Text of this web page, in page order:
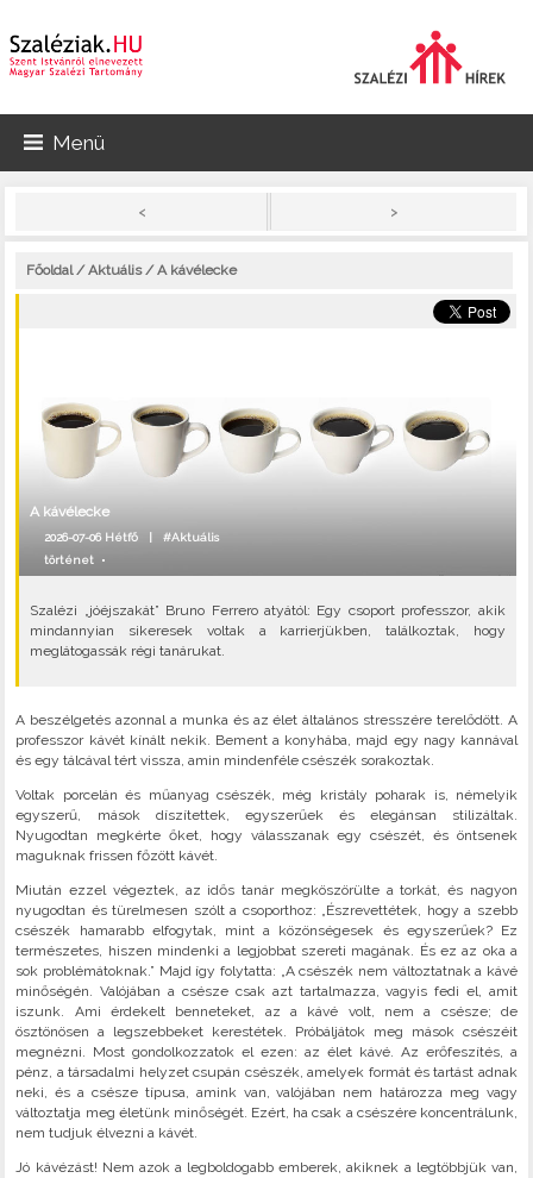
Menü
< >
Főoldal/Aktuális/ A kávélecke
A kávélecke
2026-07-06 Hétfő |#Aktuális
történet •
Szalézi „jóéjszakát” Bruno Ferrero atyától: Egy csoport professzor, akik
mindannyian sikeresek voltak a karrierjükben, találkoztak, hogy
meglátogassák régi tanárukat.
A beszélgetés azonnal a munka és az élet általános stresszére terelődött. A
professzor kávét kínált nekik. Bement a konyhába, majd egy nagy kannával
és egy tálcával tért vissza, amin mindenféle csészék sorakoztak.
Voltak porcelán és műanyag csészék, még kristály poharak is, némelyik
egyszerű, mások díszítettek, egyszerűek és elegánsan stilizáltak.
Nyugodtan megkérte őket, hogy válasszanak egy csészét, és öntsenek
maguknak frissen főzött kávét.
Miután ezzel végeztek, az idős tanár megköszörülte a torkát, és nagyon
nyugodtan és türelmesen szólt a csoporthoz: „Észrevettétek, hogy a szebb
csészék hamarabb elfogytak, mint a közönségesek és egyszerűek? Ez
természetes, hiszen mindenki a legjobbat szereti magának. És ez az oka a
sok problémátoknak.” Majd így folytatta: „A csészék nem változtatnak a kávé
minőségén. Valójában a csésze csak azt tartalmazza, vagyis fedi el, amit
iszunk. Ami érdekelt benneteket, az a kávé volt, nem a csésze; de
ösztönösen a legszebbeket kerestétek. Próbáljátok meg mások csészéit
megnézni. Most gondolkozzatok el ezen: az élet kávé. Az erőfeszítés, a
pénz, a társadalmi helyzet csupán csészék, amelyek formát és tartást adnak
neki, és a csésze típusa, amink van, valójában nem határozza meg vagy
változtatja meg életünk minőségét. Ezért, ha csak a csészére koncentrálunk,
nem tudjuk élvezni a kávét.
Jó kávézást! Nem azok a legboldogabb emberek, akiknek a legtöbbjük van,